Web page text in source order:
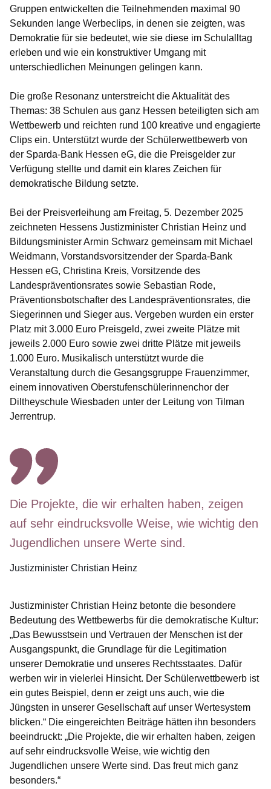
Gruppen entwickelten die Teilnehmenden maximal 90
Sekunden lange Werbeclips, in denen sie zeigten, was
Demokratie für sie bedeutet, wie sie diese im Schulalltag
erleben und wie ein konstruktiver Umgang mit
unterschiedlichen Meinungen gelingen kann.
Die große Resonanz unterstreicht die Aktualität des
Themas: 38 Schulen aus ganz Hessen beteiligten sich am
Wettbewerb und reichten rund 100 kreative und engagierte
Clips ein. Unterstützt wurde der Schülerwettbewerb von
der Sparda-Bank Hessen eG, die die Preisgelder zur
Verfügung stellte und damit ein klares Zeichen für
demokratische Bildung setzte.
Bei der Preisverleihung am Freitag, 5. Dezember 2025
zeichneten Hessens Justizminister Christian Heinz und
Bildungsminister Armin Schwarz gemeinsam mit Michael
Weidmann, Vorstandsvorsitzender der Sparda-Bank
Hessen eG, Christina Kreis, Vorsitzende des
Landespräventionsrates sowie Sebastian Rode,
Präventionsbotschafter des Landespräventionsrates, die
Siegerinnen und Sieger aus. Vergeben wurden ein erster
Platz mit 3.000 Euro Preisgeld, zwei zweite Plätze mit
jeweils 2.000 Euro sowie zwei dritte Plätze mit jeweils
1.000 Euro. Musikalisch unterstützt wurde die
Veranstaltung durch die Gesangsgruppe Frauenzimmer,
einem innovativen Oberstufenschülerinnenchor der
Diltheyschule Wiesbaden unter der Leitung von Tilman
Jerrentrup.
Die Projekte, die wir erhalten haben, zeigen
auf sehr eindrucksvolle Weise, wie wichtig den
Jugendlichen unsere Werte sind.
Justizminister Christian Heinz
Justizminister Christian Heinz betonte die besondere
Bedeutung des Wettbewerbs für die demokratische Kultur:
„Das Bewusstsein und Vertrauen der Menschen ist der
Ausgangspunkt, die Grundlage für die Legitimation
unserer Demokratie und unseres Rechtsstaates. Dafür
werben wir in vielerlei Hinsicht. Der Schülerwettbewerb ist
ein gutes Beispiel, denn er zeigt uns auch, wie die
Jüngsten in unserer Gesellschaft auf unser Wertesystem
blicken.“ Die eingereichten Beiträge hätten ihn besonders
beeindruckt: „Die Projekte, die wir erhalten haben, zeigen
auf sehr eindrucksvolle Weise, wie wichtig den
Jugendlichen unsere Werte sind. Das freut mich ganz
besonders.“